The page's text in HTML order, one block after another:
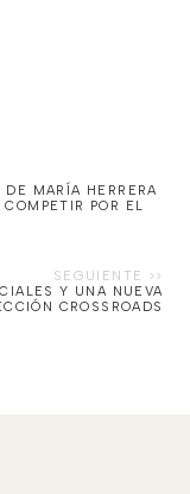
MARÍA HERRERA
POR EL
Y UNA NUEVA
CROSSROADS